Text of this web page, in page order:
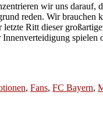
wir uns
reden. Wir
Ritt dieser
, Fans, FC Bayern,